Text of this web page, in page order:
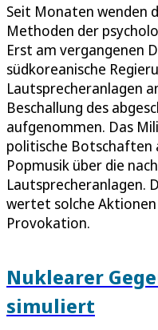
Seit Monaten wenden
Methoden der
Erst am vergangenen
südkoreanische
Lautsprecheranlagen
Beschallung des
aufgenommen. Das
politische Botschaften
Popmusik über die
Lautsprecheranlagen.
wertet solche
Provokation.
Nuklearer
simuliert